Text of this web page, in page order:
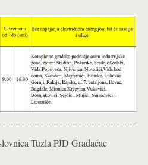
Tuzla PJD Gradačac